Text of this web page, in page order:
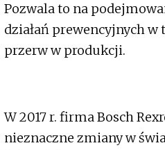
Pozwala to na
działań prewencyjnych
przerw w produkcji.
W 2017 r. firma Bosch
nieznaczne zmiany w